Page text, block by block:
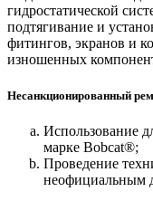
гидростатической
подтягивание и
фитингов, экранов и
изношенных
Несанкционированный
Использование
марке Bobcat®;
Проведение
неофициальным